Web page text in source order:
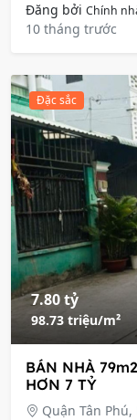
Đăng bởi Chính
10 tháng trước
Đặc sắc
7.80 tỷ
98.73 triệu/m²
BÁN NHÀ
HƠN 7 TỶ
Quận Tân